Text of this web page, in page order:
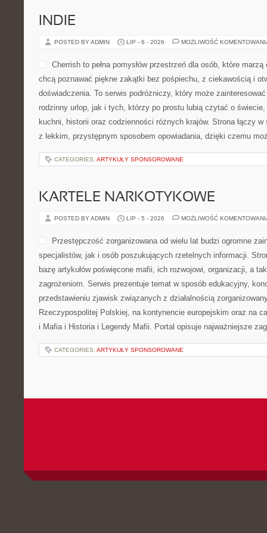
INDIE
POSTED BY ADMIN LIP - 6 - 2026 MOŻLIWOŚĆ
Cherrish to pełna pomysłów przestrzeń dla osób, które
chcą poznawać piękne zakątki bez pośpiechu, z ciekawością i
doświadczenia. To serwis podróżniczy, który może
rodzinny urlop, jak i tych, którzy po prostu lubią czytać o
kuchni, historii oraz codzienności różnych krajów. Strona łączy
z lekkim, przystępnym sposobem opowiadania, dzięki czemu
CATEGORIES: ARTYKUŁY SPONSOROWANE
KARTELE NARKOTYKOWE
POSTED BY ADMIN LIP - 5 - 2026 MOŻLIWOŚĆ
Przestępczość zorganizowana od wielu lat budzi ogromne
specjalistów, jak i osób poszukujących rzetelnych informacji.
bazę artykułów poświęcone mafii, ich rozwojowi, organizacji, a
zagrożeniom. Serwis prezentuje temat w sposób edukacyjny,
przedstawieniu zjawisk związanych z działalnością
Rzeczypospolitej Polskiej, na kontynencie europejskim oraz na
i Mafia i Historia i Legendy Mafii. Portal opisuje najważniejsze
CATEGORIES: ARTYKUŁY SPONSOROWANE